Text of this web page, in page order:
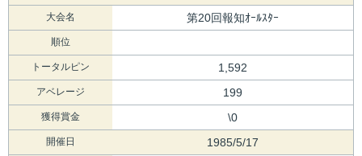
大会名 第20回報知ｵｰﾙｽﾀｰ
順位
トータルピン 1,592
アベレージ 199
獲得賞金 \0
開催日 1985/5/17